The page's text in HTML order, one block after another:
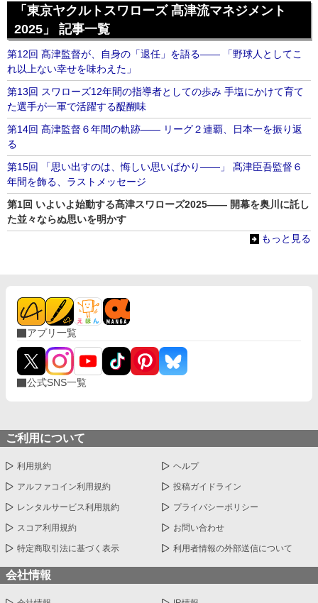
「東京ヤクルトスワローズ 髙津流マネジメント
2025」 記事一覧
第12回 髙津監督が、自身の「退任」を語る―― 「野球人としてこ
れ以上ない幸せを味わえた」
第13回 スワローズ12年間の指導者としての歩み 手塩にかけて育て
た選手が一軍で活躍する醍醐味
第14回 髙津監督６年間の軌跡―― リーグ２連覇、日本一を振り返
る
第15回 「思い出すのは、悔しい思いばかり――」 髙津臣吾監督６
年間を飾る、ラストメッセージ
第1回 いよいよ始動する髙津スワローズ2025―― 開幕を奥川に託し
た並々ならぬ思いを明かす
もっと見る
アプリ一覧
公式SNS一覧
ご利用について
利用規約 ヘルプ
アルファコイン利用規約 投稿ガイドライン
レンタルサービス利用規約 プライバシーポリシー
スコア利用規約 お問い合わせ
特定商取引法に基づく表示 利用者情報の外部送信について
会社情報